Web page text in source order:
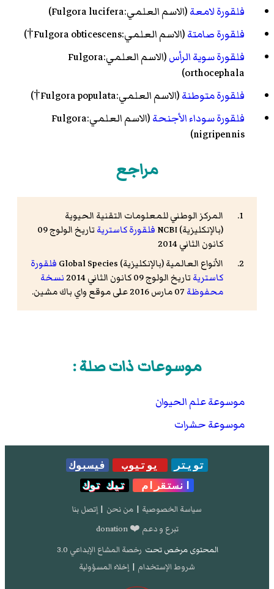
فلقورة لامعة(الاسم العلمي:Fulgora lucifera)
فلقورة صامتة(الاسم العلمي:Fulgora obticescens†)
فلقورة سوية الرأس
(الاسم العلمي:Fulgora
orthocephala)
فلقورة متوطنة(الاسم العلمي:Fulgora populata†)
فلقورة سوداء الأجنحة
(الاسم العلمي:Fulgora
nigripennis)
مراجع
المركز الوطني للمعلومات التقنية الحيوية
(بالإنكليزية) NCBI
فلقورة كاسترية
تاريخ الولوج 09
كانون الثاني 2014
الأنواع العالمية (بالإنكليزية) Global Species
فلقورة
كاسترية تاريخ الولوج 09 كانون الثاني 2014
نسخة
محفوظة
موسوعات ذات صلة :
موسوعة علم الحيوان
موسوعة حشرات
تويتر يوتيوب
فيسبوك
انستقرام
تيك توك
سياسة الخصوصية | من نحن | إتصل بنا
تبرع و دعم ❤️ donation
المحتوى مرخص تحت رخصة المشاع الإبداعي 3.0
شروط الإستخدام | إخلاء المسؤولية